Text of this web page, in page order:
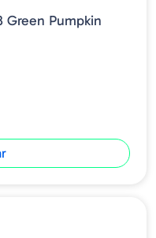
Green Pumpkin